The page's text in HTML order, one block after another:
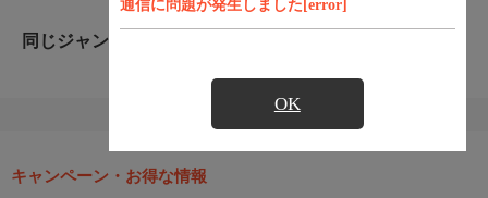
通信に問題が発生しました[error]
OK
同じジャンルのおすすめ番組
キャンペーン・お得な情報